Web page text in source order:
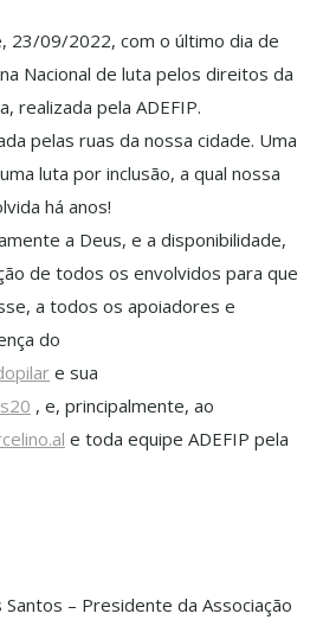
23/09/2022, com o último dia de
Nacional de luta pelos direitos da
realizada pela ADEFIP.
pelas ruas da nossa cidade. Uma
luta por inclusão, a qual nossa
há anos!
a Deus, e a disponibilidade,
de todos os envolvidos para que
a todos os apoiadores e
do
e sua
, e, principalmente, ao
e toda equipe ADEFIP pela
Santos – Presidente da Associação